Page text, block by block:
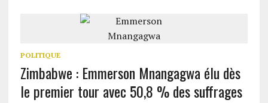
POLITIQUE
Zimbabwe : Emmerson Mnangagwa élu dès
le premier tour avec 50,8 % des suffrages